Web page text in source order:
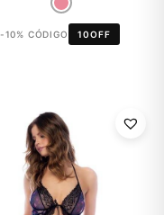
-10% CÓDIGO 10OFF